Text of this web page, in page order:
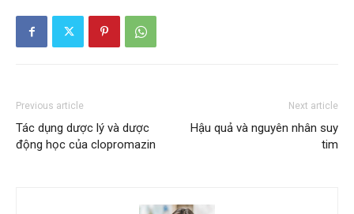
Previous article
Tác dụng dược lý và dược
động học của clopromazin
Next article
Hậu quả và nguyên nhân suy
tim